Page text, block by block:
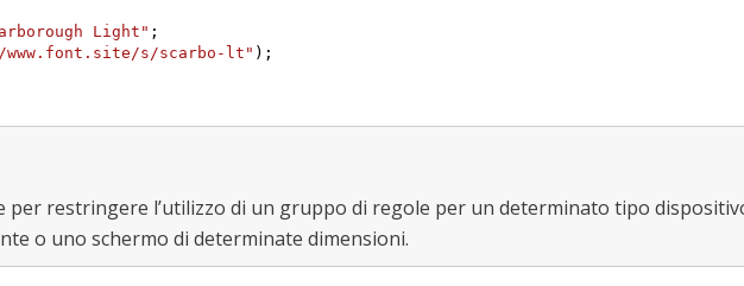
Light" ;
s/scarbo-lt" );
per restringere l’utilizzo di un gruppo di regole per un determinato tipo
o uno schermo di determinate dimensioni.